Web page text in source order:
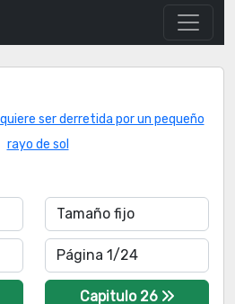
ser derretida por un pequeño
rayo de sol
Capitulo 26